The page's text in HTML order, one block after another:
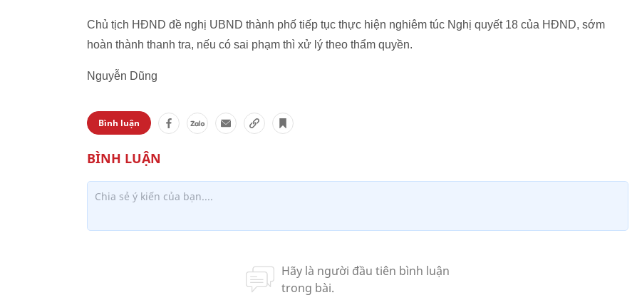
Chủ tịch HĐND đề nghị UBND thành phố tiếp tục thực hiện nghiêm túc Nghị quyết 18 của HĐND, sớm
hoàn thành thanh tra, nếu có sai phạm thì xử lý theo thẩm quyền.
Nguyễn Dũng
Bình luận